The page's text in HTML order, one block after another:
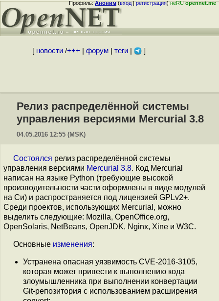
Профиль:Аноним(вход|регистрация)неRUopennet.me
[ новости/+++ форум| теги| ]
Релиз распределённой системы
управления версиями Mercurial 3.8
04.05.2016 12:55 (MSK)
Состоялся релиз распределённой системы
управления версиями Mercurial 3.8. Код Mercurial
написан на языке Python (требующие высокой
производительности части оформлены в виде модулей
на Си) и распространяется под лицензией GPLv2+.
Среди проектов, использующих Mercurial, можно
выделить следующие: Mozilla, OpenOffice.org,
OpenSolaris, NetBeans, OpenJDK, Nginx, Xine и W3C.
Основные изменения:
Устранена опасная уязвимость CVE-2016-3105,
которая может привести к выполнению кода
злоумышленника при выполнении конвертации
Git-репозитория с использованием расширения